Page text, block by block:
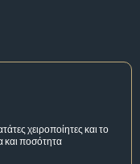
χειροποίητες και το
και ποσότητα